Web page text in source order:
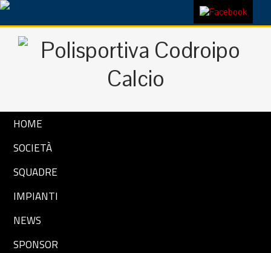
HOME
SOCIETÀ
SQUADRE
IMPIANTI
NEWS
SPONSOR